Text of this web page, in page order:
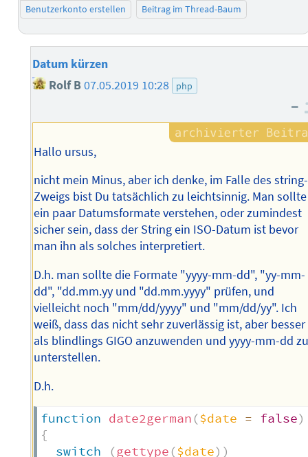
Benutzerkonto erstellen
Beitrag im Thread-Baum
Datum kürzen
Rolf B07.05.2019 10:28 php
–
Hallo ursus,
nicht mein Minus, aber ich denke, im Falle des string-
Zweigs bist Du tatsächlich zu leichtsinnig. Man sollte
ein paar Datumsformate verstehen, oder zumindest
sicher sein, dass der String ein ISO-Datum ist bevor
man ihn als solches interpretiert.
D.h. man sollte die Formate "yyyy-mm-dd", "yy-mm-
dd", "dd.mm.yy und "dd.mm.yyyy" prüfen, und
vielleicht noch "mm/dd/yyyy" und "mm/dd/yy". Ich
weiß, dass das nicht sehr zuverlässig ist, aber besser
als blindlings GIGO anzuwenden und yyyy-mm-dd
unterstellen.
D.h.
function date2german ($date = false)
{
switch
(gettype ($date) )